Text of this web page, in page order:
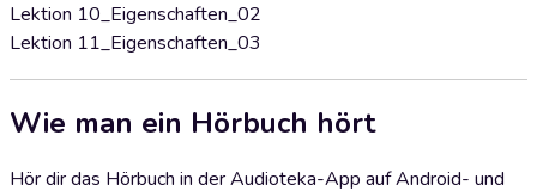
Lektion 10_Eigenschaften_02
Lektion 11_Eigenschaften_03
Wie man ein Hörbuch hört
Hör dir das Hörbuch in der Audioteka-App auf Android- und